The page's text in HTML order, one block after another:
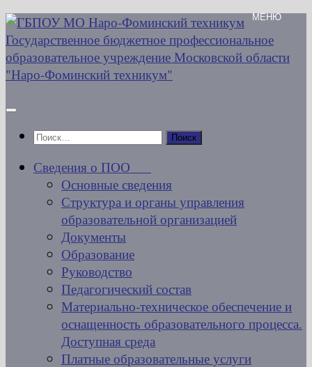
Перейти
к
содержимому
Найти:
Сведения о ПОО
Основные сведения
Структура и органы управления
образовательной организацией
Документы
Образование
Руководство
Педагогический состав
Материально-техническое обеспечение и
оснащенность образовательного процесса.
Доступная среда
Платные образовательные услуги